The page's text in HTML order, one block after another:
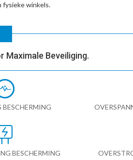
fysieke winkels.
Maximale Beveiliging.
BESCHERMING
BESCHERMING